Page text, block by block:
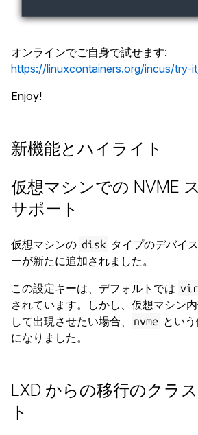
オンラインでご自身で試せます:
https://linuxcontainers.org/incus/try-
Enjoy!
新機能とハイライト
仮想マシンでの NVME
サポート
仮想マシンの disk タイプのデバイ
ーが新たに追加されました。
この設定キーは、デフォルトでは
されています。しかし、仮想マシン
して出現させたい場合、
nvme とい
になりました。
LXD からの移行のクラ
ト